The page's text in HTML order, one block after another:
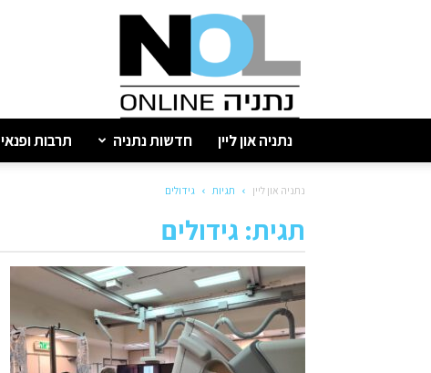
נתניה
נתניה און ליין חדשות נתניה תרבות ופנאי
נתניה און ליין תגיות גידולים
תגית: גידולים